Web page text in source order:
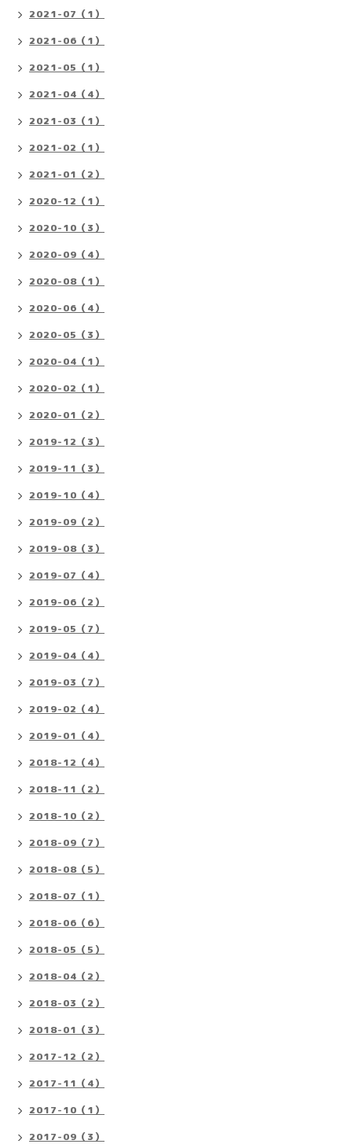
2021-07（1）
2021-06（1）
2021-05（1）
2021-04（4）
2021-03（1）
2021-02（1）
2021-01（2）
2020-12（1）
2020-10（3）
2020-09（4）
2020-08（1）
2020-06（4）
2020-05（3）
2020-04（1）
2020-02（1）
2020-01（2）
2019-12（3）
2019-11（3）
2019-10（4）
2019-09（2）
2019-08（3）
2019-07（4）
2019-06（2）
2019-05（7）
2019-04（4）
2019-03（7）
2019-02（4）
2019-01（4）
2018-12（4）
2018-11（2）
2018-10（2）
2018-09（7）
2018-08（5）
2018-07（1）
2018-06（6）
2018-05（5）
2018-04（2）
2018-03（2）
2018-01（3）
2017-12（2）
2017-11（4）
2017-10（1）
2017-09（3）